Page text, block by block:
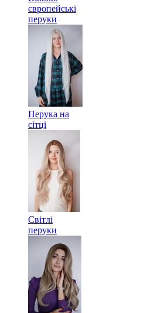
європейські
перуки
Перука на
сітці
Світлі
перуки